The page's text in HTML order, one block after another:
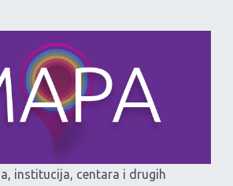
institucija, centara i drugih